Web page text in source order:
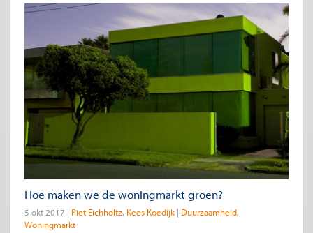
Hoe maken we de woningmarkt groen?
5 okt 2017 Piet Eichholtz Kees Koedijk
Duurzaamheid
Woningmarkt